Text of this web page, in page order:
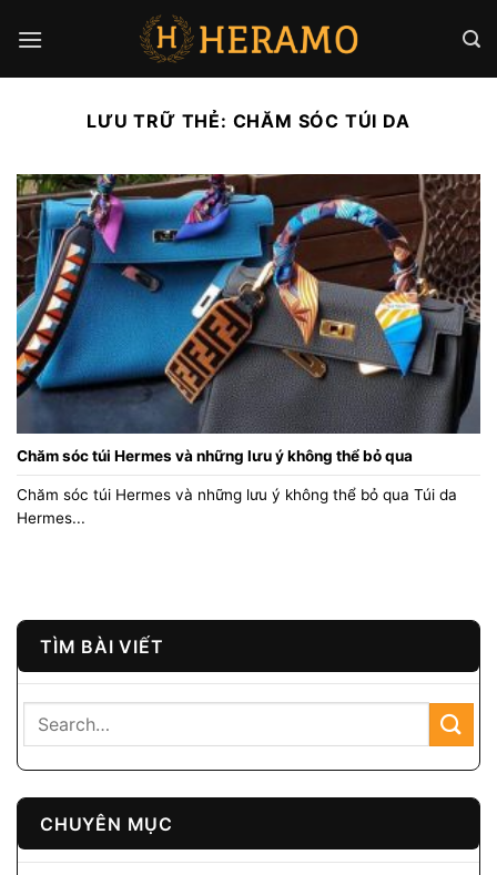
qua
LƯU TRỮ THẺ: CHĂM SÓC TÚI DA
TÌM BÀI VIẾT
CHUYÊN MỤC
Chăm sóc túi Hermes và những lưu ý không thể bỏ qua
Chăm sóc túi Hermes và những lưu ý không thể bỏ qua Túi da
Hermes...